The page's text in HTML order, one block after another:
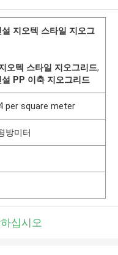
지오텍 스타일 지오그
오텍 스타일 지오그리드,
PP 이축 지오그리드
per square meter
방미터
십시오